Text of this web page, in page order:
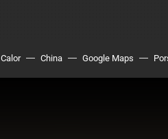
Calor China Google Maps